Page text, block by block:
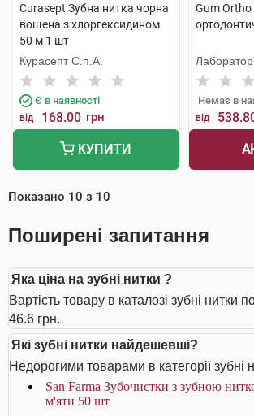
Curasept Зубна нитка чорна
вощена з хлоргексидином
50 м 1 шт
Курасепт С.п.А.
Є в наявності
від 168.00 грн
КУПИТИ
Gum Ortho
Немає в
від
Показано 10 з 10
Поширені запитання
Яка ціна на зубні нитки ?
Вартість товару в каталозі зубні нитки
46.6 грн.
Які зубні нитки найдешевші?
Недорогими товарами в категорії зубні
San Farma Зубочистки з зубною
м'яти 50 шт